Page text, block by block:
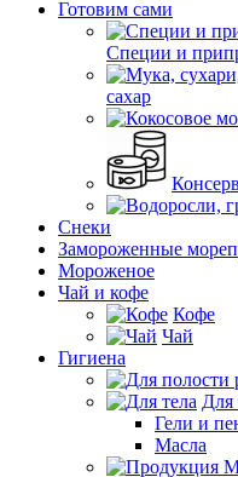
Готовим сами
Специи и
сахар
Снеки
Замороженные
Мороженое
Чай и кофе
Кофе
Чай
Гигиена
Для
Гели и
Масла